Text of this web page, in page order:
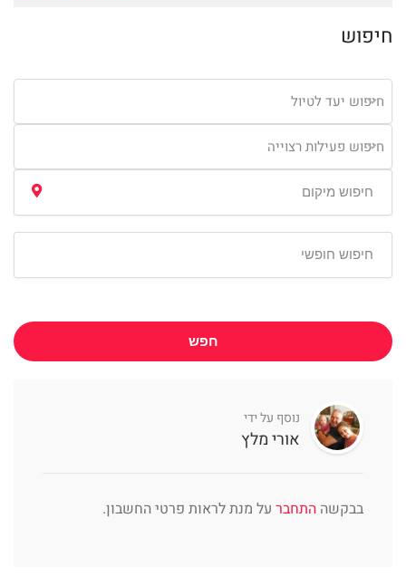
חיפוש
חיפוש יעד לטיול
חיפוש פעילות רצוייה
חפש
נוסף על ידי
אורי מלץ
בבקשה התחבר על מנת לראות פרטי החשבון.